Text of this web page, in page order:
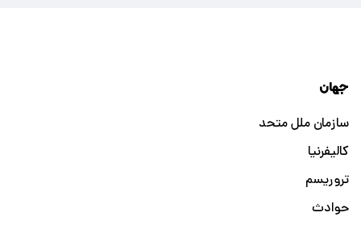
جهان
سازمان ملل متحد
کالیفرنیا
تروریسم
حوادث